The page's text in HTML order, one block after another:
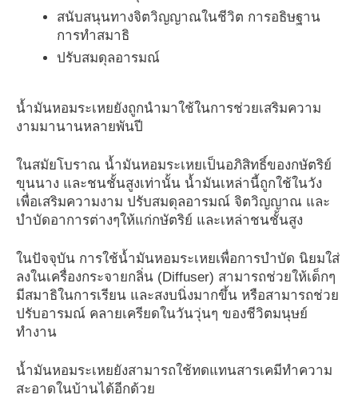
สนับสนุนทางจิตวิญญาณในชีวิต การอธิษฐาน
การทำสมาธิ
ปรับสมดุลอารมณ์
น้ำมันหอมระเหยยังถูกนำมาใช้ในการช่วยเสริมความ
งามมานานหลายพันปี
ในสมัยโบราณ น้ำมันหอมระเหยเป็นอภิสิทธิ์ของกษัตริย์
ขุนนาง และชนชั้นสูงเท่านั้น น้ำมันเหล่านี้ถูกใช้ในวัง
เพื่อเสริมความงาม ปรับสมดุลอารมณ์ จิตวิญญาณ และ
บำบัดอาการต่างๆให้แก่กษัตริย์ และเหล่าชนชั้นสูง
ในปัจจุบัน การใช้น้ำมันหอมระเหยเพื่อการบำบัด นิยมใส่
ลงในเครื่องกระจายกลิ่น (Diffuser) สามารถช่วยให้เด็กๆ
มีสมาธิในการเรียน และสงบนิ่งมากขึ้น หรือสามารถช่วย
ปรับอารมณ์ คลายเครียดในวันวุ่นๆ ของชีวิตมนุษย์
ทำงาน
น้ำมันหอมระเหยยังสามารถใช้ทดแทนสารเคมีทำความ
สะอาดในบ้านได้อีกด้วย